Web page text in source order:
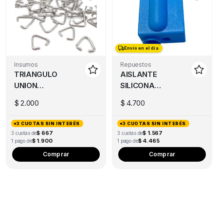
chosen
product
Insumos
TRIANGULO
UNION
$ 2.000
3 CUOTAS SIN INTERÉS
3 cuotas de$ 667
1 pago de$ 1.900
Comprar
Envío en el día
Repuestos
AISLANTE
SILICONA
CALEFACTOR
ARTILLERY X1
– X2
$ 4.700
3 CUOTAS SIN INTERÉS
3 cuotas de$ 1.567
1 pago de$ 4.465
Comprar